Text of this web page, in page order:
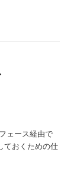
ェース経由で
ておくための仕